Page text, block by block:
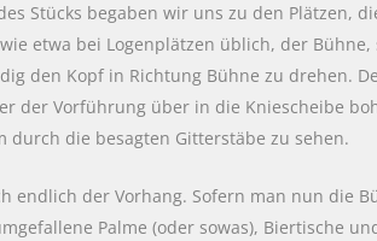
Stücks begaben wir uns zu den Plätzen,
etwa bei Logenplätzen üblich, der
den Kopf in Richtung Bühne zu drehen.
der Vorführung über in die Kniescheibe
durch die besagten Gitterstäbe zu sehen.
endlich der Vorhang. Sofern man nun die
Palme (oder sowas), Biertische